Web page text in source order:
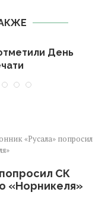
День
«Русала» попросил
СК
«Норникеля»